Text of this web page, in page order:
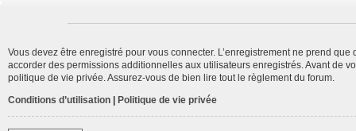
Vous devez être enregistré pour vous connecter. L’enregistrement ne prend
accorder des permissions additionnelles aux utilisateurs enregistrés. Avant de
politique de vie privée. Assurez-vous de bien lire tout le règlement du forum.
Conditions d’utilisation
Politique de vie privée